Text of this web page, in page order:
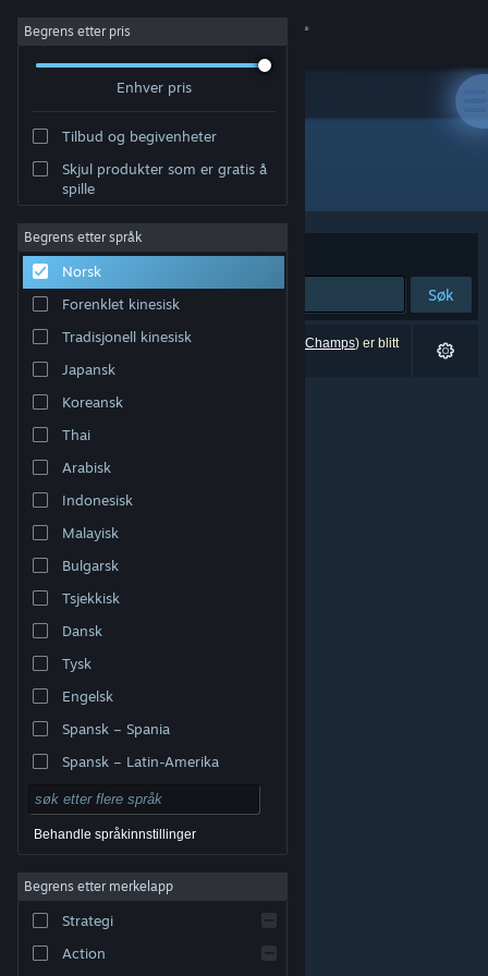
Logg inn
Om
Kundestøtte
Bytt språk
Skaff deg Steam-appen på mobil
Vis skrivebordsversjon
© Valve Corporation. Alle rettigheter reservert. Alle
Retningslinjer for personvern
Tilgjengelighet
|Steams abonnementsavtale
Refusjoner
Begrens etter pris
Enhver pris
Tilbud og begivenheter
Skjul produkter som er gratis å
spille
Begrens etter språk
Norsk
Forenklet kinesisk
Tradisjonell kinesisk
Japansk
Koreansk
Thai
Arabisk
Indonesisk
Malayisk
Bulgarsk
Tsjekkisk
Dansk
Tysk
Engelsk
Spansk – Spania
Spansk – Latin-Amerika
Behandle språkinnstillinger
Begrens etter merkelapp
Strategi
Action
"Super Darts Champs"
Sorter etter Relevans
Søk
0 treff på søket. 1 produkt (inkludert Super Darts Champs) er blitt
utelukket basert på dine innstillinger.